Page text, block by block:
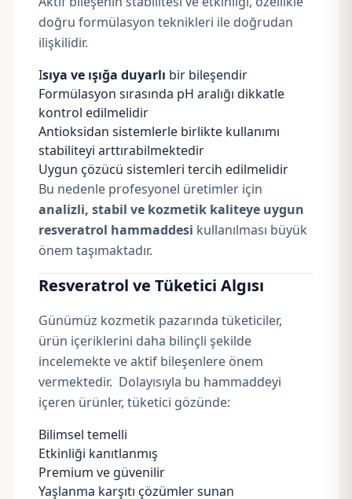
doğru formülasyon teknikleri ile doğrudan
ilişkilidir.
Isıya ve ışığa duyarlı bir bileşendir
Formülasyon sırasında pH aralığı dikkatle
kontrol edilmelidir
Antioksidan sistemlerle birlikte kullanımı
stabiliteyi arttırabilmektedir
Uygun çözücü sistemleri tercih edilmelidir
Bu nedenle profesyonel üretimler için
analizli, stabil ve kozmetik kaliteye uygun
resveratrol hammaddesi kullanılması büyük
önem taşımaktadır.
Resveratrol ve Tüketici Algısı
Günümüz kozmetik pazarında tüketiciler,
ürün içeriklerini daha bilinçli şekilde
incelemekte ve aktif bileşenlere önem
vermektedir. Dolayısıyla bu hammaddeyi
içeren ürünler, tüketici gözünde:
Bilimsel temelli
Etkinliği kanıtlanmış
Premium ve güvenilir
Yaşlanma karşıtı çözümler sunan